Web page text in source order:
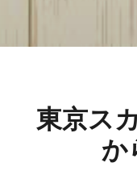
東京ス
か